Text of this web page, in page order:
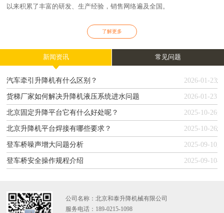
以来积累了丰富的研发、生产经验，销售网络遍及全国。
了解更多
新闻资讯 常见问题
汽车牵引升降机有什么区别？ 2026-01-23
货梯厂家如何解决升降机液压系统进水问题 2026-01-23
北京固定升降平台它有什么好处呢？ 2025-10-26
北京升降机平台焊接有哪些要求？ 2025-10-26
登车桥噪声增大问题分析 2025-09-10
登车桥安全操作规程介绍 2025-09-10
公司名称：北京和泰升降机械有限公司
服务电话：189-0215-1098